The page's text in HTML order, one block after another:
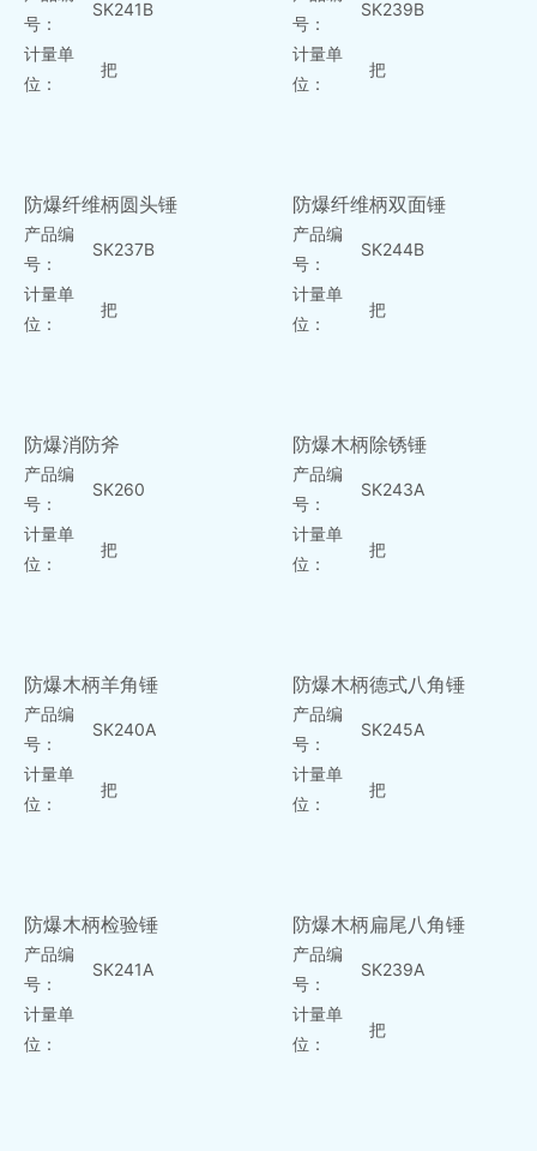
号：
SK241B
计量单
位：
把
号：
SK239B
计量单
位：
把
防爆纤维柄圆头锤
产品编
号：
SK237B
计量单
位：
把
防爆纤维柄双面锤
产品编
号：
SK244B
计量单
位：
把
防爆消防斧
产品编
号：
SK260
计量单
位：
把
防爆木柄除锈锤
产品编
号：
SK243A
计量单
位：
把
防爆木柄羊角锤
产品编
号：
SK240A
计量单
位：
把
防爆木柄德式八角锤
产品编
号：
SK245A
计量单
位：
把
防爆木柄检验锤
产品编
号：
SK241A
计量单
位：
防爆木柄扁尾八角锤
产品编
号：
SK239A
计量单
位：
把